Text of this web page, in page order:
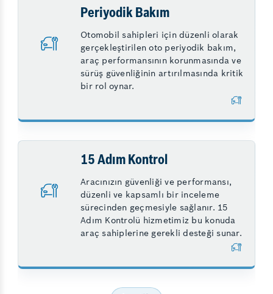
Periyodik Bakım
Otomobil sahipleri için düzenli olarak
gerçekleştirilen oto periyodik bakım,
araç performansının korunmasında ve
sürüş güvenliğinin artırılmasında kritik
bir rol oynar.
15 Adım Kontrol
Aracınızın güvenliği ve performansı,
düzenli ve kapsamlı bir inceleme
sürecinden geçmesiyle sağlanır. 15
Adım Kontrolü hizmetimiz bu konuda
araç sahiplerine gerekli desteği sunar.